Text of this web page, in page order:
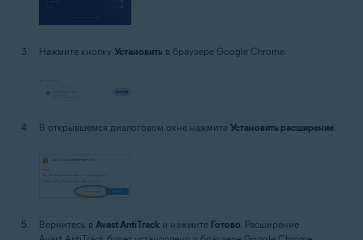
Нажмите кнопку Установить в браузере Google Chrome.
В открывшемся диалоговом окне нажмите Установить расширение.
Вернитесь в Avast AntiTrack и нажмите Готово. Расширение